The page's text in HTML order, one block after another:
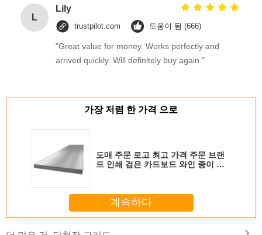
fantastic once you dial in the IPD correctly. The
manual adjustment is smooth, and finding that
sweet spot makes all the difference. No more eye
strain during long sessions. Highly recommend
taking the time to set it up properly!""The Pico 4's
finding that sweet spot makes all the difference.
properly!""The Pico 4's visual clarity is fantastic
once you dial in the IPD correctly. The manual
adjustment is smooth, and finding that sweet spot
during long sessions. Highly r
L
Lily
trustpilot.com 도움이 됨 (666)
"Great value for money. Works perfectly and
arrived quickly. Will definitely buy again."
가장 저렴 한 가격 으로
도매 주문 로고 최고 가격 주문 브랜
드 인쇄 검은 카드보드 와인 종이 가
계속하다